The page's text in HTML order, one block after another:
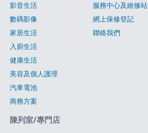
影音生活
數碼影像
家居生活
入廚生活
健康生活
美容及個人護理
汽車電池
商務方案
服務中心及維修站
網上保修登記
聯絡我們
陳列室/專門店